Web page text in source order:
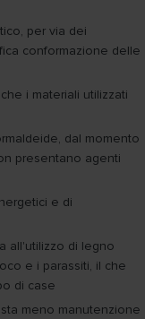
per via dei
conformazione delle
i materiali utilizzati
dal momento
presentano agenti
e di
all'utilizzo di legno
e i parassiti, il che
di case
meno manutenzione